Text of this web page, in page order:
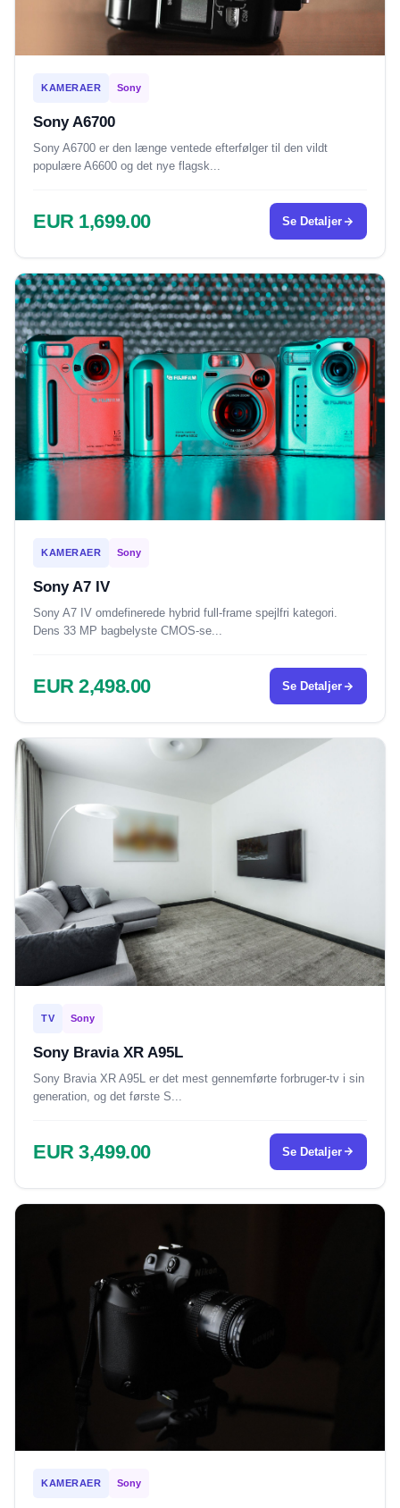
KAMERAER Sony
Sony A6700
Sony A6700 er den længe ventede efterfølger til den vildt
populære A6600 og det nye flagsk...
EUR 1,699.00 Se Detaljer
KAMERAER Sony
Sony A7 IV
Sony A7 IV omdefinerede hybrid full-frame spejlfri kategori.
Dens 33 MP bagbelyste CMOS-se...
EUR 2,498.00 Se Detaljer
TV Sony
Sony Bravia XR A95L
Sony Bravia XR A95L er det mest gennemførte forbruger-tv i sin
generation, og det første S...
EUR 3,499.00 Se Detaljer
KAMERAER Sony